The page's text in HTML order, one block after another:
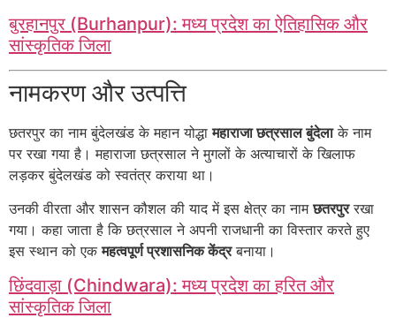
बुरहानपुर (Burhanpur): मध्य प्रदेश का ऐतिहासिक और
सांस्कृतिक जिला
नामकरण और उत्पत्ति
छतरपुर का नाम बुंदेलखंड के महान योद्धामहाराजा छत्रसाल बुंदेलाके नाम
पर रखा गया है। महाराजा छत्रसाल ने मुगलों के अत्याचारों के खिलाफ
लड़कर बुंदेलखंड को स्वतंत्र कराया था।
उनकी वीरता और शासन कौशल की याद में इस क्षेत्र का नामछतरपुररखा
गया। कहा जाता है कि छत्रसाल ने अपनी राजधानी का विस्तार करते हुए
इस स्थान को एकमहत्वपूर्ण प्रशासनिक केंद्रबनाया।
छिंदवाड़ा (Chindwara): मध्य प्रदेश का हरित और
सांस्कृतिक जिला